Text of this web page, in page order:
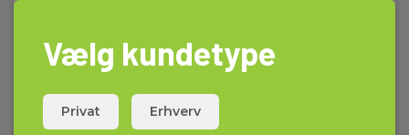
Vælg kundetype
Privat Erhverv